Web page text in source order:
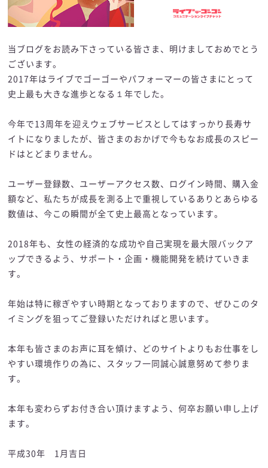
当ブログをお読み下さっている皆さま、明けましておめでとう
ございます。
2017年はライブでゴーゴーやパフォーマーの皆さまにとって
史上最も大きな進歩となる１年でした。
今年で13周年を迎えウェブサービスとしてはすっかり長寿サ
イトになりましたが、皆さまのおかげで今もなお成長のスピー
ドはとどまりません。
ユーザー登録数、ユーザーアクセス数、ログイン時間、購入金
額など、私たちが成長を測る上で重視しているありとあらゆる
数値は、今この瞬間が全て史上最高となっています。
2018年も、女性の経済的な成功や自己実現を最大限バックア
ップできるよう、サポート・企画・機能開発を続けていきま
す。
年始は特に稼ぎやすい時期となっておりますので、ぜひこのタ
イミングを狙ってご登録いただければと思います。
本年も皆さまのお声に耳を傾け、どのサイトよりもお仕事をし
やすい環境作りの為に、スタッフ一同誠心誠意努めて参りま
す。
本年も変わらずお付き合い頂けますよう、何卒お願い申し上げ
ます。
平成30年 1月吉日